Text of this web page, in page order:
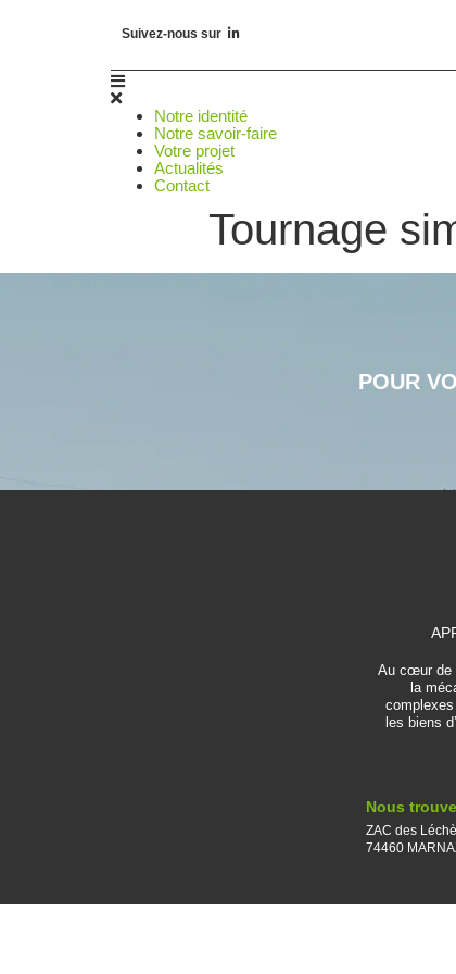
Suivez-nous sur
Notre identité
Notre savoir-faire
Votre projet
Actualités
Contact
Tournage
POUR
Au cœur de
la
les biens
Nous
ZAC des
74460